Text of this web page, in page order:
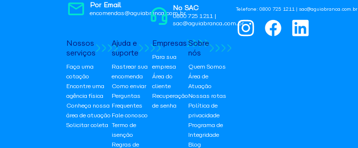
Telefone: 0800 725 1211 | sac@aguiabranca.com.br
Por Email
encomendas@aguiabranca.com.br
No SAC
0800 725 1211 |
sac@aguiabranca.com.br
Nossos
serviços
Faça uma
cotação
Encontre uma
agência física
Conheça nossa
área de atuação
Solicitar coleta
Ajuda e
suporte
Rastrear sua
encomenda
Como enviar
Perguntas
Frequentes
Fale conosco
Termo de
isenção
Regras de
Empresas
Para sua
empresa
Área do
cliente
Recuperação
de senha
Sobre
nós
Quem Somos
Área de
Atuação
Nossas rotas
Política de
privacidade
Programa de
Integridade
Blog